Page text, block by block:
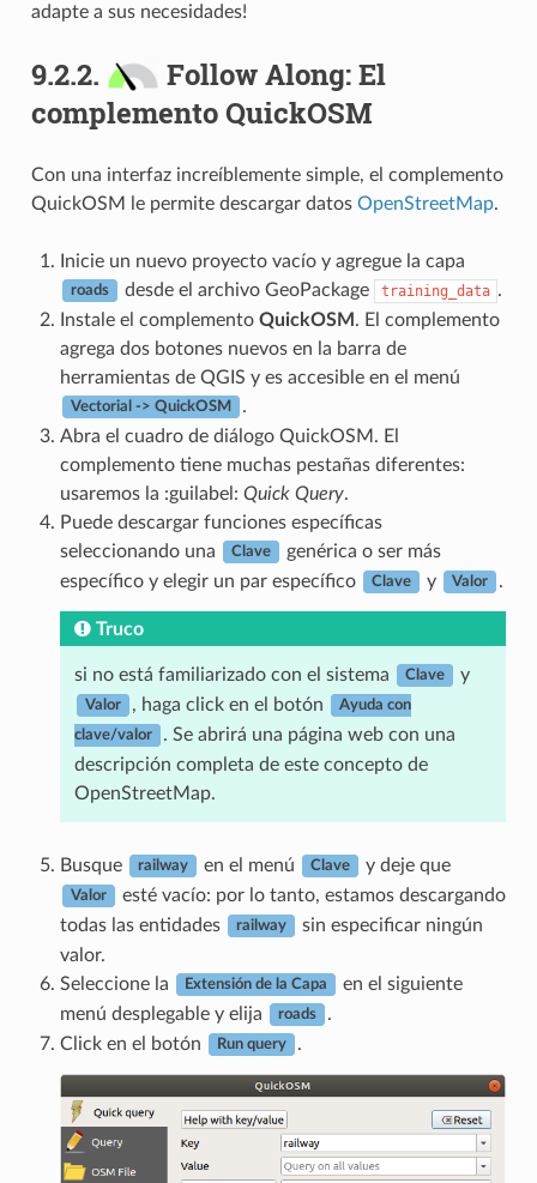
adapte a sus necesidades!
9.2.2.
Follow Along: El
complemento QuickOSM
Con una interfaz increíblemente simple, el complemento
QuickOSM le permite descargar datos OpenStreetMap.
Inicie un nuevo proyecto vacío y agregue la capa
roads desde el archivo GeoPackage training_data .
Instale el complemento QuickOSM . El complemento
agrega dos botones nuevos en la barra de
herramientas de QGIS y es accesible en el menú
Vectorial -> QuickOSM
.
Abra el cuadro de diálogo QuickOSM. El
complemento tiene muchas pestañas diferentes:
usaremos la :guilabel: Quick Query.
Puede descargar funciones específicas
seleccionando una
Clave
genérica o ser más
específico y elegir un par específico
Clave y Valor .
Truco
si no está familiarizado con el sistema Clave y
Valor , haga click en el botón Ayuda con
clave/valor
. Se abrirá una página web con una
descripción completa de este concepto de
OpenStreetMap.
Busque railway en el menú Clave y deje que
Valor
esté vacío: por lo tanto, estamos descargando
todas las entidades
railway
sin especificar ningún
valor.
Seleccione la
Extensión de la Capa
en el siguiente
menú desplegable y elija
roads
.
Click en el botón
Run query .